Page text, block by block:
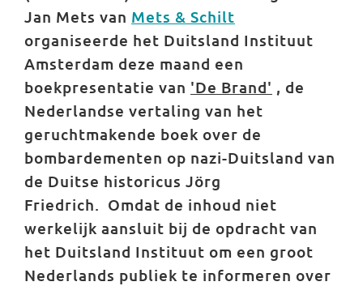
Jan Mets van Mets & Schilt
organiseerde het Duitsland Instituut
Amsterdam deze maand een
boekpresentatie van 'De Brand' , de
Nederlandse vertaling van het
geruchtmakende boek over de
bombardementen op nazi-Duitsland van
de Duitse historicus Jörg
Friedrich. Omdat de inhoud niet
werkelijk aansluit bij de opdracht van
het Duitsland Instituut om een groot
Nederlands publiek te informeren over